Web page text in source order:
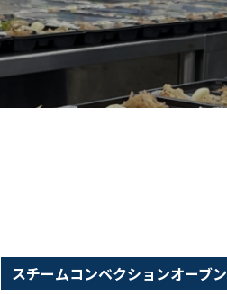
スチームコンベクションオーブン